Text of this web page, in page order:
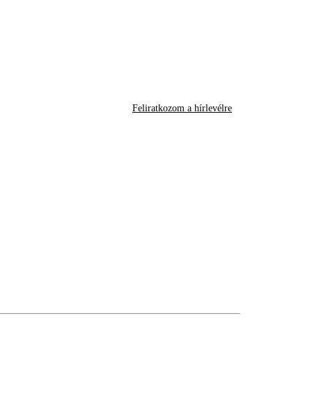
Feliratkozom a hírlevélre